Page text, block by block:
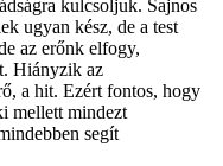
kulcsoljuk. Sajnos
ugyan kész, de a test
az erőnk elfogy,
Hiányzik az
a hit. Ezért fontos, hogy
mellett mindezt
segít